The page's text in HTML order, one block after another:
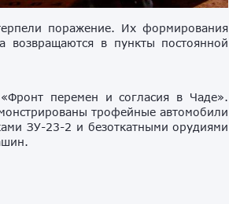
поражение. Их формирования
возвращаются в пункты постоянной
перемен и согласия в Чаде».
трофейные автомобили
ЗУ-23-2 и безоткатными орудиями